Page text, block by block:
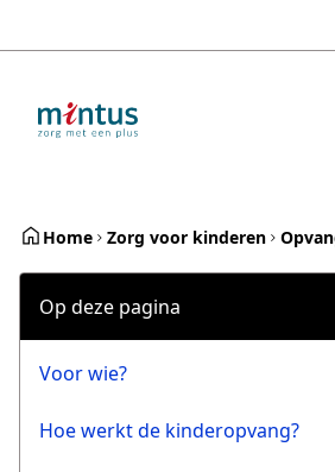
en
inhoud
Home Zorg voor kinderen
Op deze pagina
Voor wie?
Hoe werkt de kinderopvang?